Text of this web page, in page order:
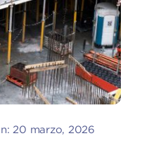
20 marzo, 2026